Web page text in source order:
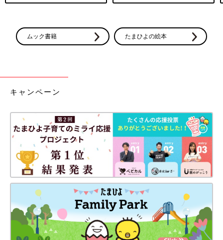
ムック書籍 たまひよの絵本
キャンペーン